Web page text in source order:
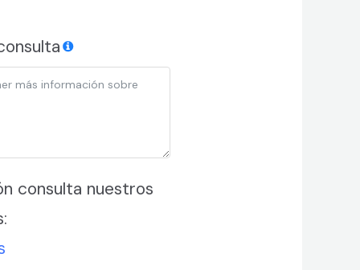
consulta nuestros